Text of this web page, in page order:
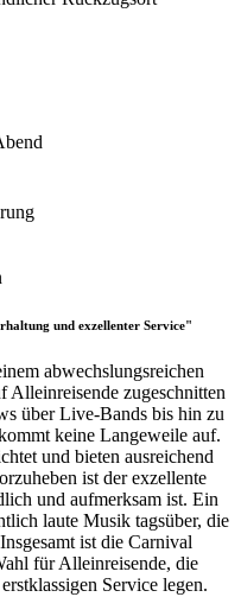
und exzellenter Service"
abwechslungsreichen
Alleinreisende zugeschnitten
über Live-Bands bis hin zu
keine Langeweile auf.
und bieten ausreichend
ist der exzellente
und aufmerksam ist. Ein
laute Musik tagsüber, die
ist die Carnival
für Alleinreisende, die
Service legen.